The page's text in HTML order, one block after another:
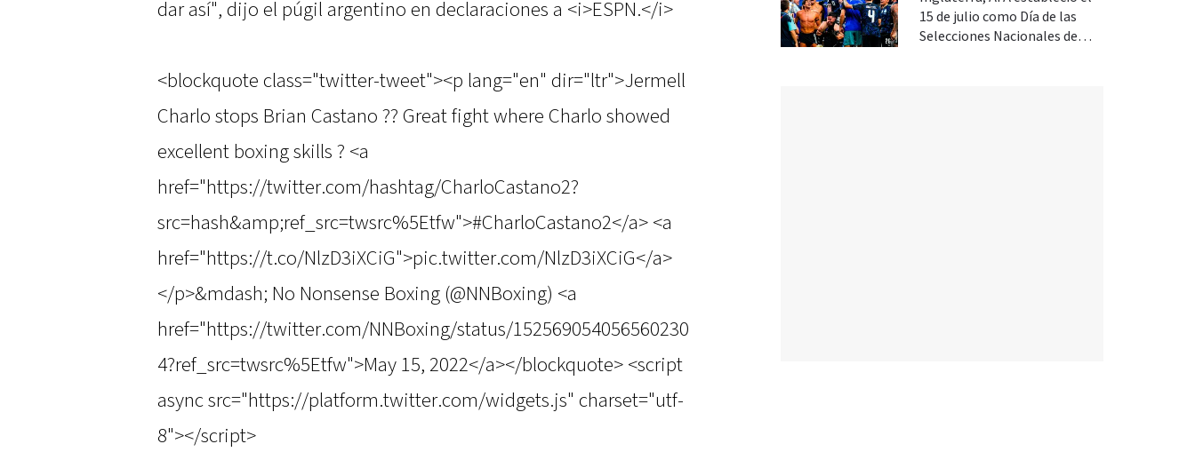
dar así", dijo el púgil argentino en declaraciones a <i>ESPN.</i>
<blockquote class="twitter-tweet"><p lang="en" dir="ltr">Jermell
Charlo stops Brian Castano ?? Great fight where Charlo showed
excellent boxing skills ? <a
href="https://twitter.com/hashtag/CharloCastano2?
src=hash&amp;ref_src=twsrc%5Etfw">#CharloCastano2</a> <a
href="https://t.co/NlzD3iXCiG">pic.twitter.com/NlzD3iXCiG</a>
</p>&mdash; No Nonsense Boxing (@NNBoxing) <a
href="https://twitter.com/NNBoxing/status/152569054056560230
4?ref_src=twsrc%5Etfw">May 15, 2022</a></blockquote> <script
async src="https://platform.twitter.com/widgets.js" charset="utf-
8"></script>
15 de julio como Día de las
Selecciones Nacionales de